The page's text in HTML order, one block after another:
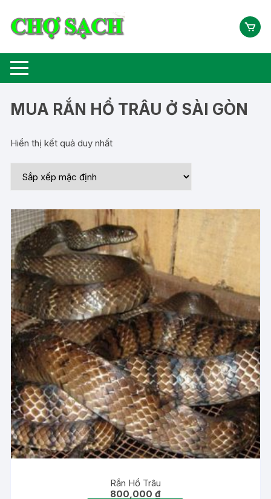
MUA RẮN HỔ TRÂU Ở SÀI GÒN
Hiển thị kết quả duy nhất
Rắn Hổ Trâu
800,000₫